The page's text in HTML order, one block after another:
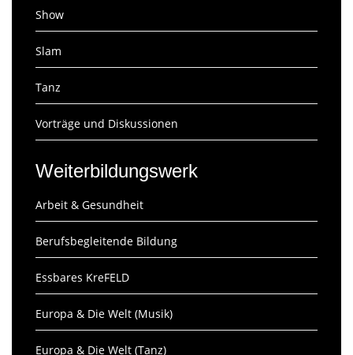
Show
Slam
Tanz
Vorträge und Diskussionen
Weiterbildungswerk
Arbeit & Gesundheit
Berufsbegleitende Bildung
Essbares KreFELD
Europa & Die Welt (Musik)
Europa & Die Welt (Tanz)